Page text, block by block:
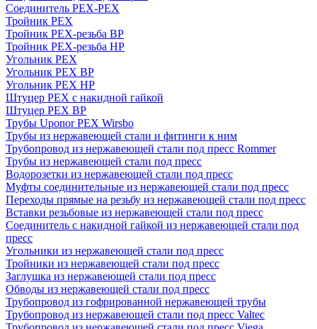
Соединитель PEX-PEX
Тройник PEX
Тройник PEX-резьба ВР
Тройник PEX-резьба НР
Угольник PEX
Угольник PEX ВР
Угольник PEX НР
Штуцер PEX c накидной гайкой
Штуцер PEX ВР
Трубы Uponor PEX Wirsbo
Трубы из нержавеющей стали и фитинги к ним
Трубопровод из нержавеющей стали под пресс Rommer
Трубы из нержавеющей стали под пресс
Водорозетки из нержавеющей стали под пресс
Муфты соединительные из нержавеющей стали под пресс
Переходы прямые на резьбу из нержавеющей стали под пресс
Вставки резьбовые из нержавеющей стали под пресс
Соединитель с накидной гайкой из нержавеющей стали под
пресс
Угольники из нержавеющей стали под пресс
Тройники из нержавеющей стали под пресс
Заглушка из нержавеющей стали под пресс
Обводы из нержавеющей стали под пресс
Трубопровод из гофрированной нержавеющей трубы
Трубопровод из нержавеющей стали под пресс Valtec